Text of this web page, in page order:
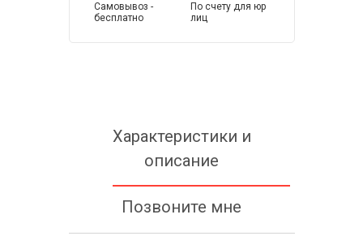
Самовывоз -
бесплатно
По счету для юр
лиц
Характеристики и
описание
Позвоните мне